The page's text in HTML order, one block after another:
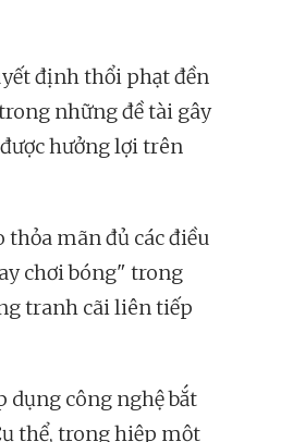
định thổi phạt đền
những đề tài gây
hưởng lợi trên
thỏa mãn đủ các điều
chơi bóng" trong
tranh cãi liên tiếp
dụng công nghệ bắt
thể, trong hiệp một